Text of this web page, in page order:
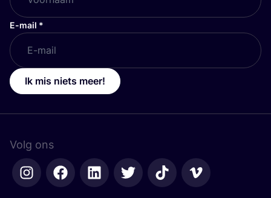
E-mail *
Ik mis niets meer!
Volg ons